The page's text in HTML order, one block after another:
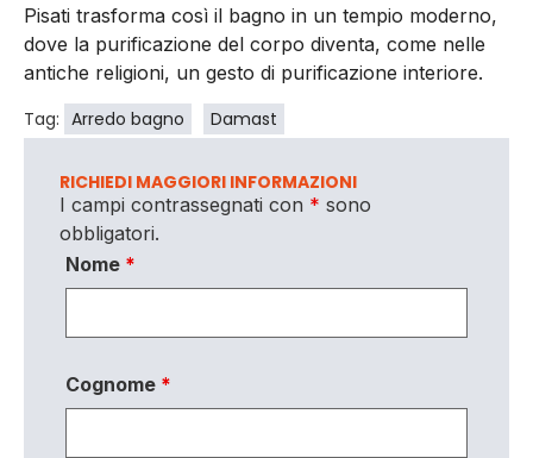
Pisati trasforma così il bagno in un tempio moderno,
dove la purificazione del corpo diventa, come nelle
antiche religioni, un gesto di purificazione interiore.
Tag: Arredo bagno Damast
RICHIEDI MAGGIORI INFORMAZIONI
I campi contrassegnati con * sono
obbligatori.
Nome *
Cognome *